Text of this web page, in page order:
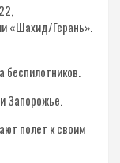
«Шахид/Герань».
беспилотников.
Запорожье.
полет к своим